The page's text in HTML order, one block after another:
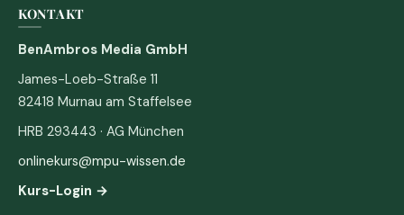
KONTAKT
BenAmbros Media GmbH
James-Loeb-Straße 11
82418 Murnau am Staffelsee
HRB 293443 · AG München
onlinekurs@mpu-wissen.de
Kurs-Login →